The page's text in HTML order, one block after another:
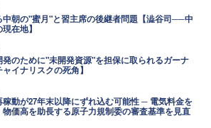
中朝の"蜜月"と習主席の後継者問題【澁谷司──中
在地】
発のために"未開発資源"を担保に取られるガーナ
イナリスクの死角】
稼動が27年末以降にずれ込む可能性 ─ 電気料金を
物価高を助長する原子力規制委の審査基準を見直